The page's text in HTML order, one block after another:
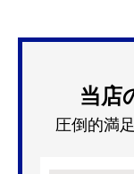
当店
圧倒的満